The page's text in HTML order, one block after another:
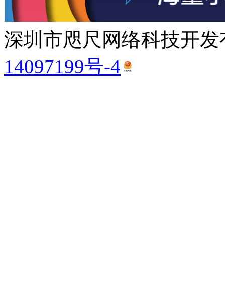
深圳市咫尺网络科技开
14097199号-4